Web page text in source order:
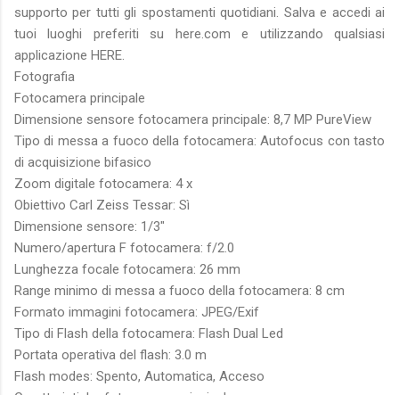
supporto per tutti gli spostamenti quotidiani. Salva e accedi ai
tuoi luoghi preferiti su here.com e utilizzando qualsiasi
applicazione HERE.
Fotografia
Fotocamera principale
Dimensione sensore fotocamera principale: 8,7 MP PureView
Tipo di messa a fuoco della fotocamera: Autofocus con tasto
di acquisizione bifasico
Zoom digitale fotocamera: 4 x
Obiettivo Carl Zeiss Tessar: Sì
Dimensione sensore: 1/3"
Numero/apertura F fotocamera: f/2.0
Lunghezza focale fotocamera: 26 mm
Range minimo di messa a fuoco della fotocamera: 8 cm
Formato immagini fotocamera: JPEG/Exif
Tipo di Flash della fotocamera: Flash Dual Led
Portata operativa del flash: 3.0 m
Flash modes: Spento, Automatica, Acceso